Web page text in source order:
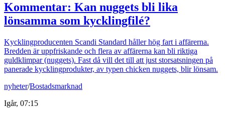
Kommentar: Kan nuggets bli lika
lönsamma som kycklingfilé?
Kycklingproducenten Scandi Standard håller hög fart i affärerna.
Bredden är uppfriskande och flera av affärerna kan bli riktiga
guldklimpar (nuggets). Fast då vill det till att just storsatsningen på
panerade kycklingprodukter, av typen chicken nuggets, blir lönsam.
nyheter/Bostadsmarknad
Igår, 07:15